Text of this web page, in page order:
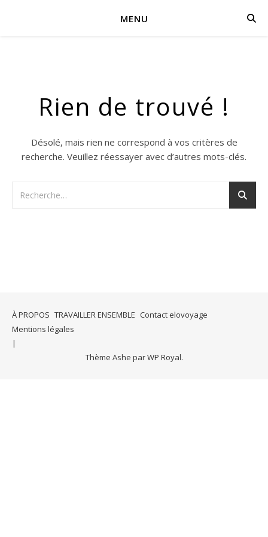
MENU
Rien de trouvé !
Désolé, mais rien ne correspond à vos critères de
recherche. Veuillez réessayer avec d’autres mots-clés.
À PROPOS TRAVAILLER ENSEMBLE Contact elovoyage
Mentions légales
Thème Ashe parWP Royal.